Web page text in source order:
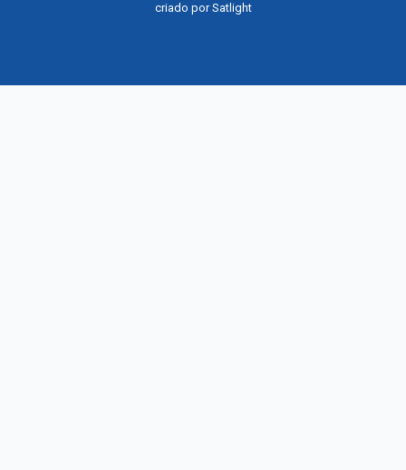
criado porSatlight